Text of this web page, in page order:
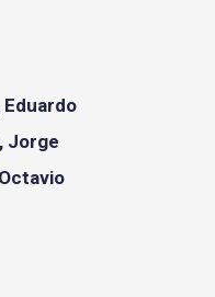
Eduardo
Jorge